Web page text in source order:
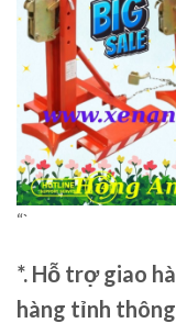
“`
*. Hỗ trợ giao
hàng tỉnh